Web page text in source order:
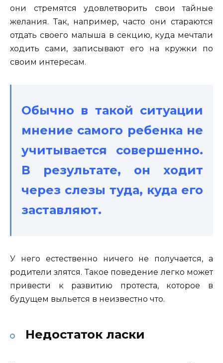
они стремятся удовлетворить свои тайные
желания. Так, например, часто они стараются
отдать своего малыша в секцию, куда мечтали
ходить сами, записывают его на кружки по
своим интересам.
Обычно в такой ситуации
мнение самого ребенка не
учитывается совершенно.
В результате, он ходит
через слезы туда, куда его
заставляют.
У него естественно ничего не получается, а
родители злятся. Такое поведение легко может
привести к развитию протеста, которое в
будущем выльется в неизвестно что.
Недостаток ласки